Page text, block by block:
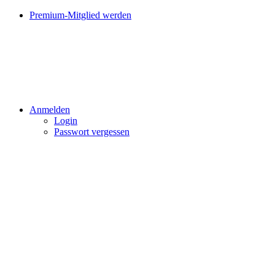
Premium-Mitglied werden
Anmelden
Login
Passwort vergessen